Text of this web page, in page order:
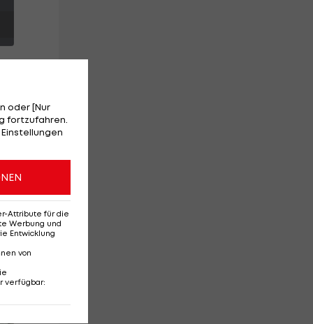
oder [Nur
fortzufahren.
Attribute für die
Werbung und
Entwicklung
von
verfügbar: